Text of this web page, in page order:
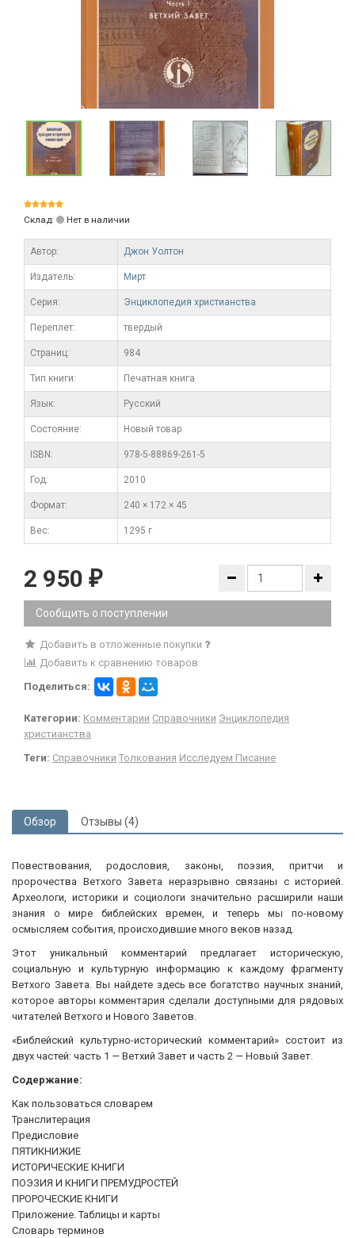
Склад: Нет в наличии
Автор: Джон Уолтон
Издатель: Мирт
Серия: Энциклопедия христианства
Переплет: твердый
Cтраниц: 984
Тип книги: Печатная книга
Язык: Русский
Состояние: Новый товар
ISBN: 978-5-88869-261-5
Год: 2010
Формат: 240 × 172 × 45
Вес: 1295 г
2 950 ₽
Сообщить о поступлении
Добавить в отложенные покупки
Добавить к сравнению товаров
Поделиться:
Категории: Комментарии Справочники Энциклопедия
христианства
Теги: Справочники Толкования Исследуем Писание
Обзор Отзывы (4)
Повествования, родословия, законы, поэзия, притчи и
пророчества Ветхого Завета неразрывно связаны с историей.
Археологи, историки и социологи значительно расширили наши
знания о мире библейских времен, и теперь мы по-новому
осмысляем события, происходившие много веков назад.
Этот уникальный комментарий предлагает историческую,
социальную и культурную информацию к каждому фрагменту
Ветхого Завета. Вы найдете здесь все богатство научных знаний,
которое авторы комментария сделали доступными для рядовых
читателей Ветхого и Нового Заветов.
«Библейский культурно-исторический комментарий» состоит из
двух частей: часть 1 — Ветхий Завет и часть 2 — Новый Завет.
Содержание:
Как пользоваться словарем
Транслитерация
Предисловие
ПЯТИКНИЖИЕ
ИСТОРИЧЕСКИЕ КНИГИ
ПОЭЗИЯ И КНИГИ ПРЕМУДРОСТЕЙ
ПРОРОЧЕСКИЕ КНИГИ
Приложение. Таблицы и карты
Словарь терминов